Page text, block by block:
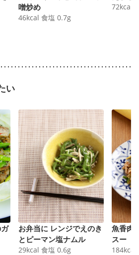
噌炒め
46kcal 食塩 0.7g
72kcal
い
お弁当に レンジでえのき
とピーマン塩ナムル
29kcal 食塩 0.6g
魚香肉
スー
184kcal